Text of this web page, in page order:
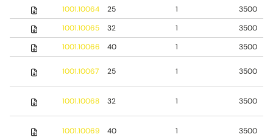
1001.10064
25 1
3500
1001.10065
32 1
3500
1001.10066
40 1 3500
1001.10067 25 1 3500
1001.10068 32 1 3500
1001.10069 40 1 3500